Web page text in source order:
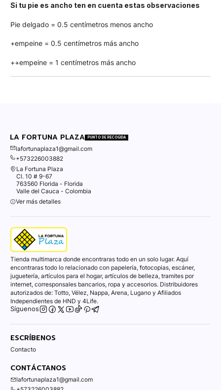
Si tu pie es ancho ten en cuenta estas observaciones
Pie delgado = 0.5 centímetros menos ancho
+empeine = 0.5 centímetros más ancho
++empeine = 1 centímetros más ancho
LA FORTUNA PLAZA PUNTO DE RECOGIDA
lafortunaplaza1@gmail.com
+573226003882
La Fortuna Plaza
Cl. 10 # 9-67
763560 Florida - Florida
Valle del Cauca - Colombia
Ver más detalles
Tienda multimarca donde encontraras todo en un solo lugar. Aquí
encontraras todo lo relacionado con papelería, fotocopias, escáner,
juguetería, artículos para el hogar, artículos de belleza, tramites por
internet, corresponsales bancarios, ropa y accesorios. Distribuidores
autorizados de: Totto, Vélez, Nappa, Arena, Lugano y Afiliados
Independientes de HND y 4Life.
Síguenos
ESCRÍBENOS
Contacto
CONTÁCTANOS
lafortunaplaza1@gmail.com